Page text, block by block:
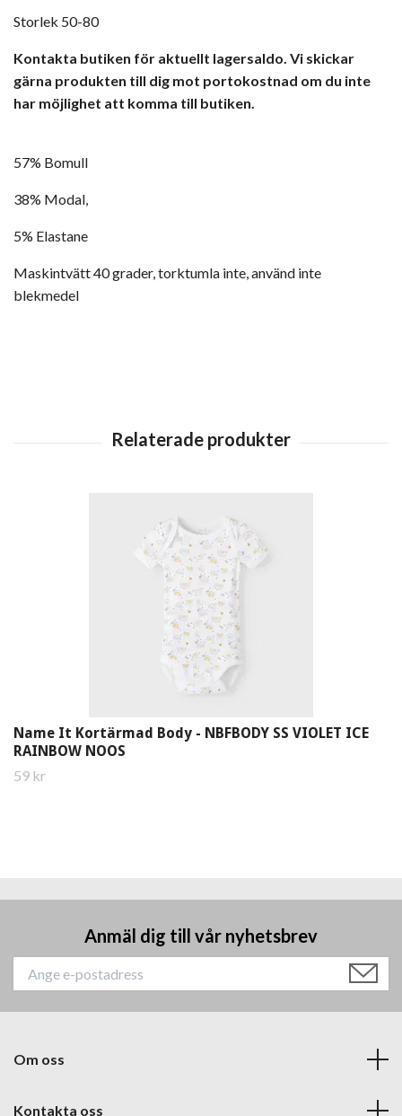
Storlek 50-80
Kontakta butiken för aktuellt lagersaldo. Vi skickar
gärna produkten till dig mot portokostnad om du inte
har möjlighet att komma till butiken.
57% Bomull
38% Modal,
5% Elastane
Maskintvätt 40 grader, torktumla inte, använd inte
blekmedel
Name It Kortärmad Body - NBFBODY SS VIOLET ICE
RAINBOW NOOS
59 kr
Anmäl dig till vår nyhetsbrev
Om oss
Kontakta oss